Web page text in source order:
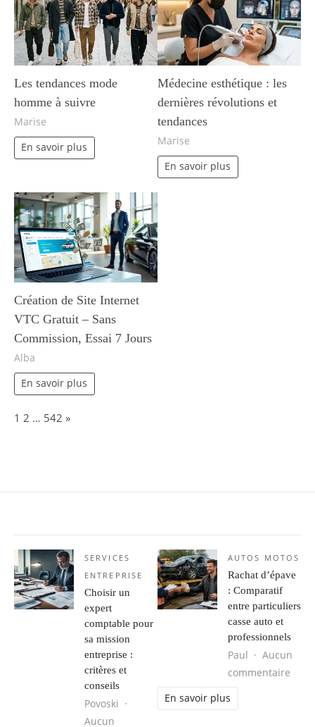
Les tendances mode
homme à suivre
Marise
En savoir plus
Médecine esthétique : les
dernières révolutions et
tendances
Marise
En savoir plus
Création de Site Internet
VTC Gratuit – Sans
Commission, Essai 7 Jours
Alba
En savoir plus
Page:
1 2 … 542 Next
»
SERVICES
ENTREPRISE
Choisir un
expert
comptable pour
sa mission
entreprise :
critères et
conseils
Povoski
Aucun
AUTOS MOTOS
Rachat d’épave
: Comparatif
entre particuliers
casse auto et
professionnels
Paul
Aucun
commentaire
En savoir plus